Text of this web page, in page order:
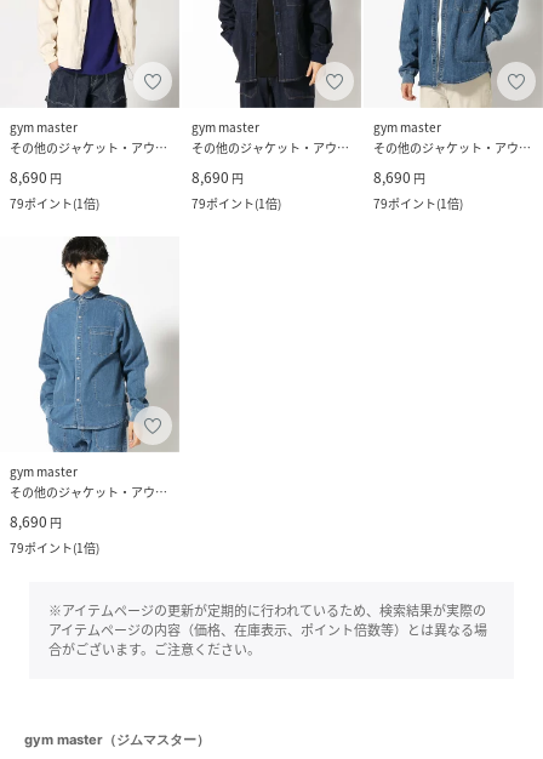
gym master
その他のジャケット・アウター
8,690 円
79ポイント(1倍)
gym master
その他のジャケット・アウター
8,690 円
79ポイント(1倍)
gym master
その他のジャケット・アウター
8,690 円
79ポイント(1倍)
gym master
その他のジャケット・アウター
8,690 円
79ポイント(1倍)
※アイテムページの更新が定期的に行われているため、検索結果が実際の
アイテムページの内容（価格、在庫表示、ポイント倍数等）とは異なる場
合がございます。ご注意ください。
gym master（ジムマスター）